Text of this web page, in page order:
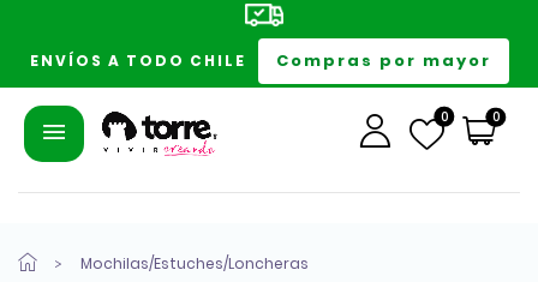
ENVÍOS A TODO CHILE Compras por mayor
0 0
Mochilas/Estuches/Loncheras